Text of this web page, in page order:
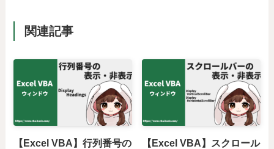
関連記事
【Excel VBA】行列番号の
【Excel VBA】スクロール